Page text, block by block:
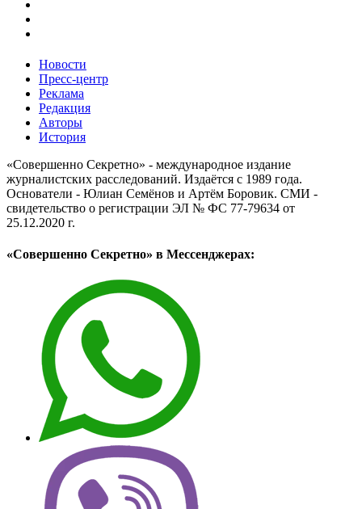
Новости
Пресс-центр
Реклама
Редакция
Авторы
История
«Совершенно Секретно» - международное издание
журналистских расследований. Издаётся с 1989 года.
Основатели - Юлиан Семёнов и Артём Боровик. CМИ -
свидетельство о регистрации ЭЛ № ФС 77-79634 от
25.12.2020 г.
«Совершенно Секретно» в Мессенджерах: